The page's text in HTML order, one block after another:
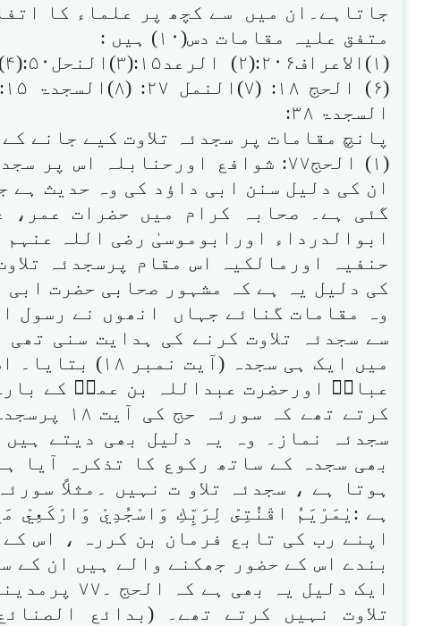
جاتاہے۔ان میں سے کچھ پر علماء کا
متفق علیہ مقامات دس(۱۰) ہیں :
السجدۃ ۳۸:
پانچ مقامات پر سجدئہ تلاوت کیے جانے
(۱) الحج۷۷: شوافع اورحنابلہ اس
ان کی دلیل سنن ابی داؤد کی وہ حدیث ہے
گئی ہے۔ صحابہ کرام میں حضرات عمر،
ابوالدرداء اورابوموسیٰ رضی اللہ
حنفیہ اورمالکیہ اس مقام پرسجدئہ
کی دلیل یہ ہے کہ مشہور صحابی حضرت
وہ مقامات گنائے جہاں انھوں نے رسول
سے سجدئہ تلاوت کرنے کی ہدایت سنی
میں ایک ہی سجدہ
عباسؓ اورحضرت عبداللہ بن عمرؓ کے
سجدئہ نماز۔ وہ یہ دلیل بھی دیتے
بھی سجدہ کے ساتھ رکوع کا تذکرہ آیا
اپنے رب کی تابع فرمان بن کررہ ، اس
بندے اس کے حضور جھکنے والے ہیں ان کے
ایک دلیل یہ